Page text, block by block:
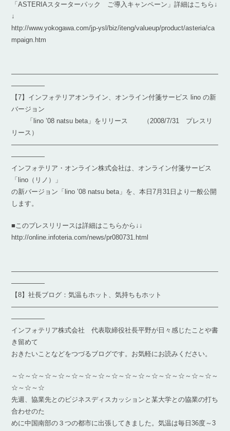
「ASTERIAスターターパック ご導入キャンペーン」詳細はこちら↓
↓
http://www.yokogawa.com/jp-ysl/biz/iteng/valueup/product/asteria/ca
mpaign.htm
―――――――――――――――――――――――――――――――
―――――
【7】インフォテリアオンライン、オンライン付箋サービス lino の新
バージョン
「lino ’08 natsu beta」をリリース （2008/7/31 プレスリ
リース）
―――――――――――――――――――――――――――――――
―――――
インフォテリア・オンライン株式会社は、オンライン付箋サービス
「lino（リノ）」
の新バージョン「lino ’08 natsu beta」を、本日7月31日より一般公開
します。
■このプレスリリースは詳細はこちらから↓↓
http://online.infoteria.com/news/pr080731.html
―――――――――――――――――――――――――――――――
―――――
【8】社長ブログ：気温もホット、気持ちもホット
―――――――――――――――――――――――――――――――
―――――
インフォテリア株式会社 代表取締役社長平野が日々感じたことや書
き留めて
おきたいことなどをつづるブログです。お気軽にお読みください。
～☆～☆～☆～☆～☆～☆～☆～☆～☆～☆～☆～☆～☆～☆～☆～
☆～☆～☆
先週、協業先とのビジネスディスカッションと某大学との協業の打ち
合わせのた
めに中国南部の３つの都市に出張してきました。気温は毎日36度～3